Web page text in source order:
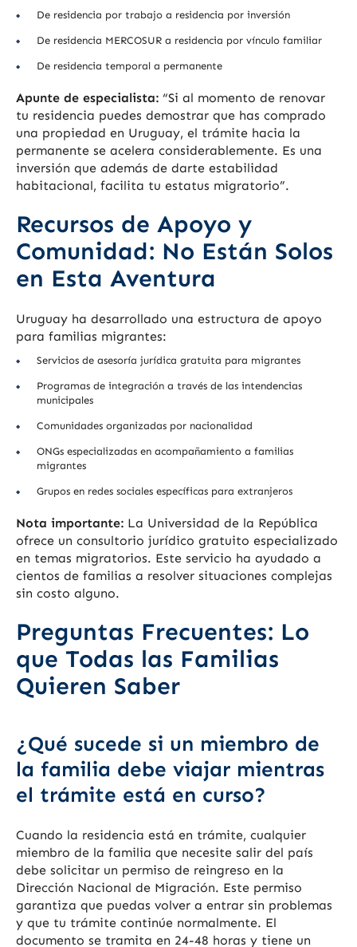
De residencia por trabajo a residencia por inversión
De residencia MERCOSUR a residencia por vínculo familiar
De residencia temporal a permanente
Apunte de especialista: “Si al momento de renovar
tu residencia puedes demostrar que has comprado
una propiedad en Uruguay, el trámite hacia la
permanente se acelera considerablemente. Es una
inversión que además de darte estabilidad
habitacional, facilita tu estatus migratorio”.
Recursos de Apoyo y
Comunidad: No Están Solos
en Esta Aventura
Uruguay ha desarrollado una estructura de apoyo
para familias migrantes:
Servicios de asesoría jurídica gratuita para migrantes
Programas de integración a través de las intendencias
municipales
Comunidades organizadas por nacionalidad
ONGs especializadas en acompañamiento a familias
migrantes
Grupos en redes sociales específicas para extranjeros
Nota importante: La Universidad de la República
ofrece un consultorio jurídico gratuito especializado
en temas migratorios. Este servicio ha ayudado a
cientos de familias a resolver situaciones complejas
sin costo alguno.
Preguntas Frecuentes: Lo
que Todas las Familias
Quieren Saber
¿Qué sucede si un miembro de
la familia debe viajar mientras
el trámite está en curso?
Cuando la residencia está en trámite, cualquier
miembro de la familia que necesite salir del país
debe solicitar un permiso de reingreso en la
Dirección Nacional de Migración. Este permiso
garantiza que puedas volver a entrar sin problemas
y que tu trámite continúe normalmente. El
documento se tramita en 24-48 horas y tiene un